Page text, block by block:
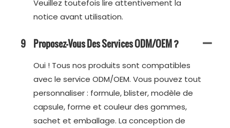
Veuillez toutefois lire attentivement la
notice avant utilisation.
9 Proposez-Vous Des Services ODM/OEM ?
Oui ! Tous nos produits sont compatibles
avec le service ODM/OEM. Vous pouvez tout
personnaliser : formule, blister, modèle de
capsule, forme et couleur des gommes,
sachet et emballage. La conception de